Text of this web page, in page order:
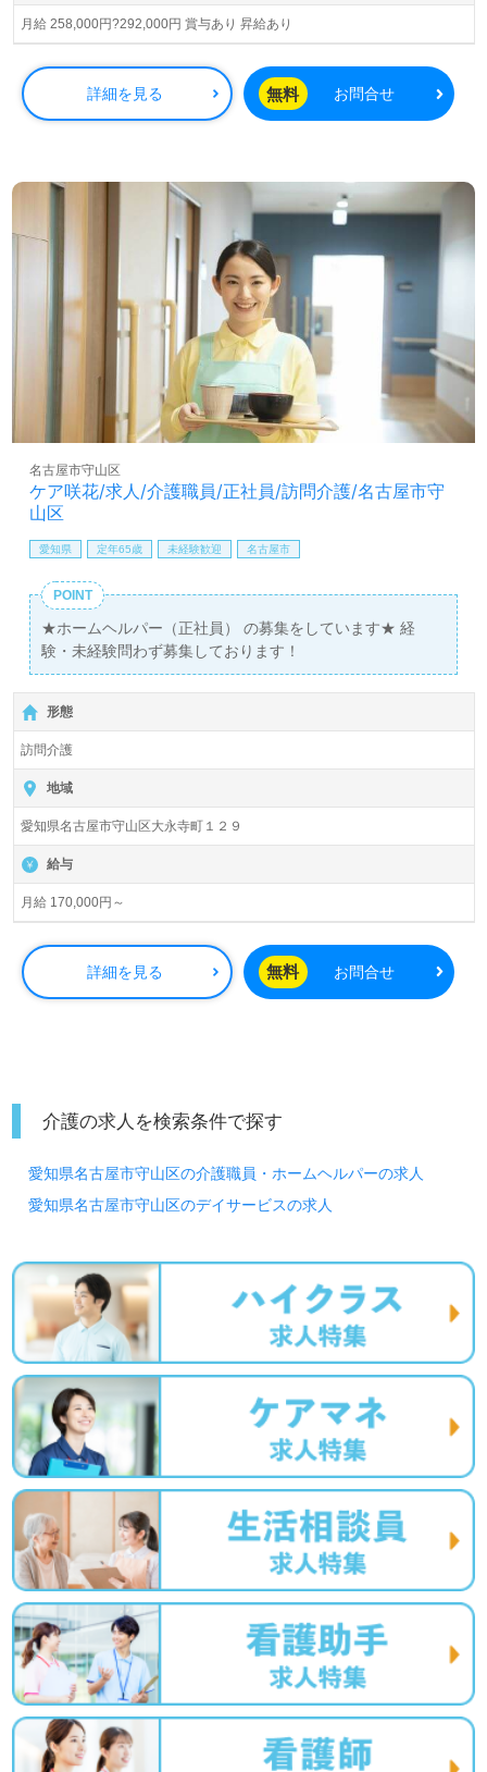
マットリタイアメント・コミュニティ」に社名が変わりま
した。 現在、全国に約290もの拠点があり、安定的な基盤
の上に各施設を運営しています。
月給 258,000円?292,000円 賞与あり 昇給あり
詳細を見る 無料 お問合せ
ケア咲花/求人/介護職員/正社員/訪問介護/名古屋市守
山区
名古屋市守山区
愛知県 定年65歳 未経験歓迎 名古屋市
POINT
★ホームヘルパー（正社員） の募集をしています★ 経
験・未経験問わず募集しております！
形態
訪問介護
地域
愛知県名古屋市守山区大永寺町１２９
給与
月給 170,000円～
詳細を見る 無料 お問合せ
介護の求人を検索条件で探す
愛知県名古屋市守山区の介護職員・ホームヘルパーの求人
愛知県名古屋市守山区のデイサービスの求人